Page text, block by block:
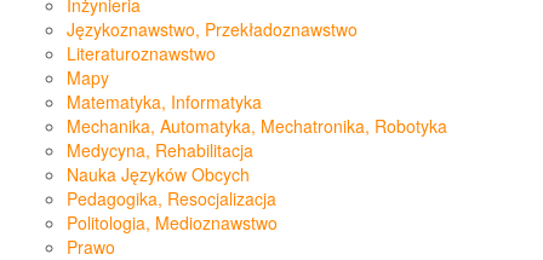
Inżynieria
Językoznawstwo, Przekładoznawstwo
Literaturoznawstwo
Mapy
Matematyka, Informatyka
Mechanika, Automatyka, Mechatronika, Robotyka
Medycyna, Rehabilitacja
Nauka Języków Obcych
Pedagogika, Resocjalizacja
Politologia, Medioznawstwo
Prawo